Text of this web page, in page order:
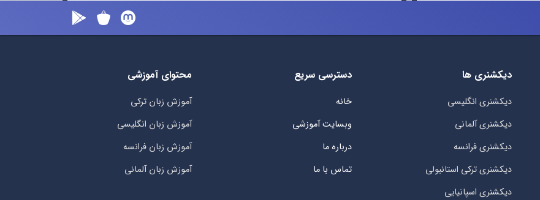
دیکشنری ها
دیکشنری انگلیسی
دیکشنری آلمانی
دیکشنری فرانسه
دیکشنری ترکی استانبولی
دیکشنری اسپانیایی
دسترسی سریع
خانه
وبسایت آموزشی
درباره ما
تماس با ما
محتوای آموزشی
آموزش زبان ترکی
آموزش زبان انگلیسی
آموزش زبان فرانسه
آموزش زبان آلمانی